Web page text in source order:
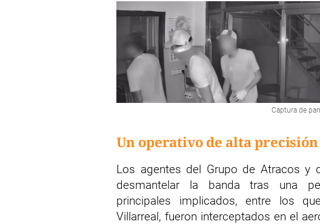
Captura de
Un operativo de alta precisión
Los agentes del Grupo de Atracos y
desmantelar la banda tras una
principales implicados, entre los
Villarreal, fueron interceptados en el